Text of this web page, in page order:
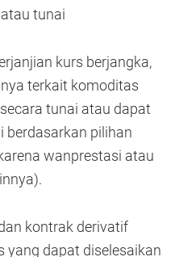
tunai
kurs berjangka,
terkait komoditas
tunai atau dapat
berdasarkan pilihan
wanprestasi atau
kontrak derivatif
yang dapat diselesaikan